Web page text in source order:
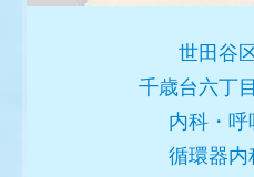
世田谷
千歳台六丁
内科・
循環器内